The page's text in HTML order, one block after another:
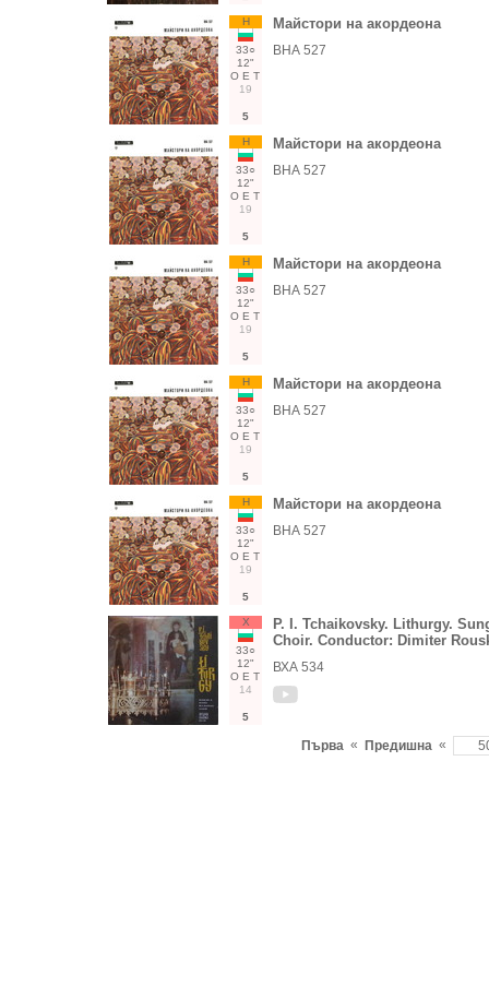
Н
33○
12"
О Е Т
19
5
Майстори на акордеона
ВНА 527
Н
33○
12"
О Е Т
19
5
Майстори на акордеона
ВНА 527
Н
33○
12"
О Е Т
19
5
Майстори на акордеона
ВНА 527
Н
33○
12"
О Е Т
19
5
Майстори на акордеона
ВНА 527
Н
33○
12"
О Е Т
19
5
Майстори на акордеона
ВНА 527
Х
33○
12"
О Е Т
14
5
P. I. Tchaikovsky. Lithurgy.
Choir. Conductor: Dimiter
ВХА 534
Първа « Предишна «